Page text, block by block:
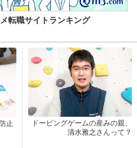
転職サイトランキング
止
ドーピングゲームの産みの親、
清水雅之さんって？